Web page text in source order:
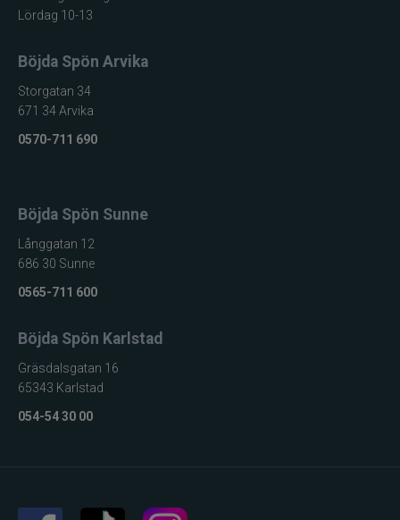
Lördag 10-13
Böjda Spön Arvika
Storgatan 34
671 34 Arvika
0570-711 690
Böjda Spön Sunne
Långgatan 12
686 30 Sunne
0565-711 600
Böjda Spön Karlstad
Gräsdalsgatan 16
65343 Karlstad
054-54 30 00